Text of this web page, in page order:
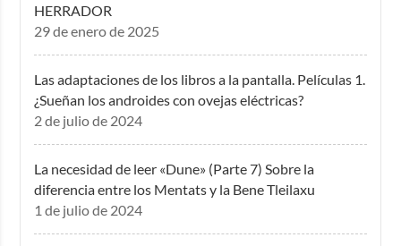
HERRADOR
29 de enero de 2025
Las adaptaciones de los libros a la pantalla. Películas 1.
¿Sueñan los androides con ovejas eléctricas?
2 de julio de 2024
La necesidad de leer «Dune» (Parte 7) Sobre la
diferencia entre los Mentats y la Bene Tleilaxu
1 de julio de 2024